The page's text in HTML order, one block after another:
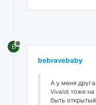
B
bebravebaby
А у меня
Vivaldi тоже
быть